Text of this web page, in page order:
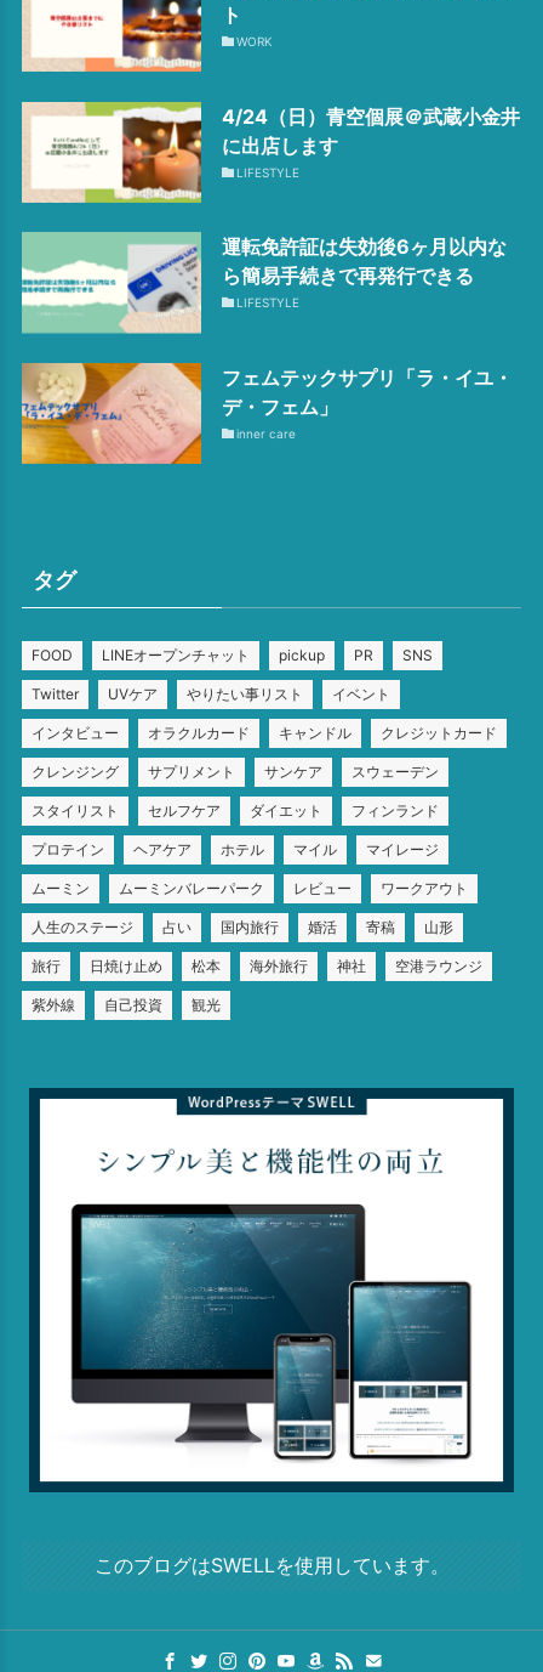
ト
WORK
4/24（日）青空個展＠武蔵小金井
に出店します
LIFESTYLE
運転免許証は失効後6ヶ月以内な
ら簡易手続きで再発行できる
LIFESTYLE
フェムテックサプリ「ラ・イユ・
デ・フェム」
inner care
タグ
FOOD LINEオープンチャット pickup PR SNS
Twitter UVケア やりたい事リスト イベント
インタビュー オラクルカード キャンドル クレジットカード
クレンジング サプリメント サンケア スウェーデン
スタイリスト セルフケア ダイエット フィンランド
プロテイン ヘアケア ホテル マイル マイレージ
ムーミン ムーミンバレーパーク レビュー ワークアウト
人生のステージ 占い 国内旅行 婚活 寄稿 山形
旅行 日焼け止め 松本 海外旅行 神社 空港ラウンジ
紫外線 自己投資 観光
このブログはSWELLを使用しています。